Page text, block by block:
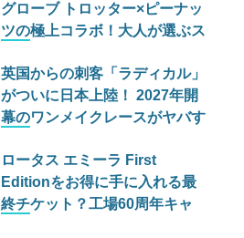
グローブ トロッター×ピーナッ
ツの極上コラボ！大人が選ぶス
ランク
英国からの刺客「ラディカル」
がついに日本上陸！ 2027年開
幕のワンメイクレースがヤバす
ロータス エミーラ First
Editionをお得に手に入れる最
終チケット？工場60周年キャ